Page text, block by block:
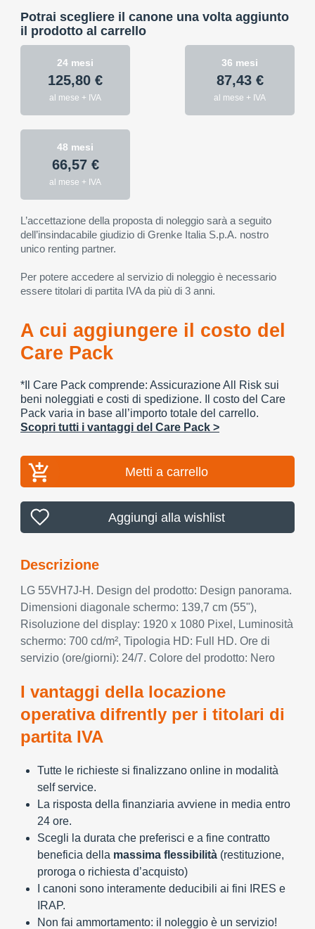
Potrai scegliere il canone una volta aggiunto
il prodotto al carrello
24 mesi
125,80 €
al mese + IVA
36 mesi
87,43 €
al mese + IVA
48 mesi
66,57 €
al mese + IVA
L’accettazione della proposta di noleggio sarà a seguito
dell’insindacabile giudizio di Grenke Italia S.p.A. nostro
unico renting partner.
Per potere accedere al servizio di noleggio è necessario
essere titolari di partita IVA da più di 3 anni.
A cui aggiungere il costo del
Care Pack
*Il Care Pack comprende: Assicurazione All Risk sui
beni noleggiati e costi di spedizione. Il costo del Care
Pack varia in base all’importo totale del carrello.
Scopri tutti i vantaggi del Care Pack >
Metti a carrello
Aggiungi alla wishlist
Descrizione
LG 55VH7J-H. Design del prodotto: Design panorama.
Dimensioni diagonale schermo: 139,7 cm (55"),
Risoluzione del display: 1920 x 1080 Pixel, Luminosità
schermo: 700 cd/m², Tipologia HD: Full HD. Ore di
servizio (ore/giorni): 24/7. Colore del prodotto: Nero
I vantaggi della locazione
operativa difrently per i titolari di
partita IVA
Tutte le richieste si finalizzano online in modalità
self service.
La risposta della finanziaria avviene in media entro
24 ore.
Scegli la durata che preferisci e a fine contratto
beneficia della massima flessibilità (restituzione,
proroga o richiesta d’acquisto)
I canoni sono interamente deducibili ai fini IRES e
IRAP.
Non fai ammortamento: il noleggio è un servizio!